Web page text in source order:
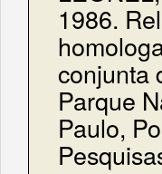
1986.
conjunta
Parque
Paulo,